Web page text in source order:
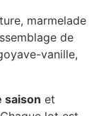
marmelade
de
vanille,
saison et